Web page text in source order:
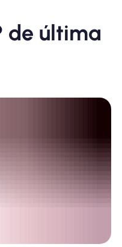
de última